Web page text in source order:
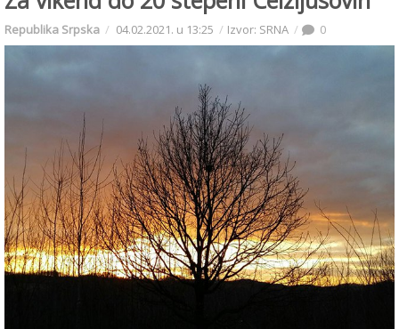
Republika Srpska 04.02.2021. u 13:25 Izvor: SRNA 0